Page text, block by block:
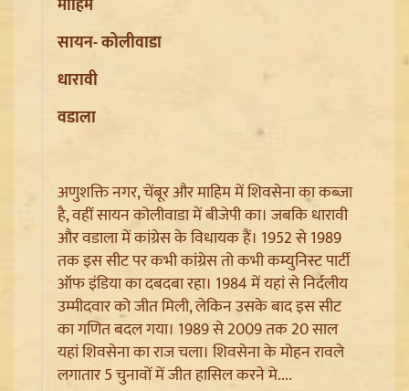
Article 370 Anniversary पर Jammu-Kashmir में भारी
सुरक्षा, Amarnath Yatra सस्पेंड और हाईवे हुआ सील
Ladakh Formation Day: शांति और विकास की नई ऊंचाइयों
पर लद्दाख, LG ने PM Modi और Amit Shah का जताया
आभार
सायन- कोलीवाडा
धारावी
वडाला
अणुशक्ति नगर, चेंबूर और माहिम में शिवसेना का कब्जा
है, वहीं सायन कोलीवाडा में बीजेपी का। जबकि धारावी
और वडाला में कांग्रेस के विधायक हैं। 1952 से 1989
तक इस सीट पर कभी कांग्रेस तो कभी कम्युनिस्ट पार्टी
ऑफ इंडिया का दबदबा रहा। 1984 में यहां से निर्दलीय
उम्मीदवार को जीत मिली, लेकिन उसके बाद इस सीट
का गणित बदल गया। 1989 से 2009 तक 20 साल
यहां शिवसेना का राज चला। शिवसेना के मोहन रावले
लगातार 5 चुनावों में जीत हासिल करने मे....